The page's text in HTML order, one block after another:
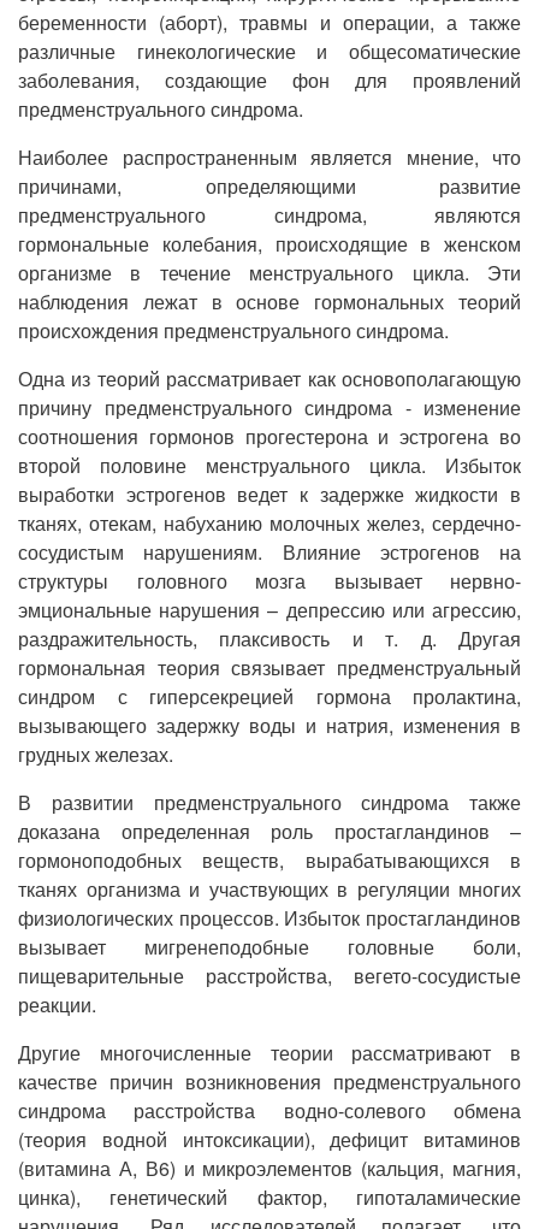
беременности (аборт), травмы и операции, а также
различные гинекологические и общесоматические
заболевания, создающие фон для проявлений
предменструального синдрома.
Наиболее распространенным является мнение, что
причинами, определяющими развитие
предменструального синдрома, являются
гормональные колебания, происходящие в женском
организме в течение менструального цикла. Эти
наблюдения лежат в основе гормональных теорий
происхождения предменструального синдрома.
Одна из теорий рассматривает как основополагающую
причину предменструального синдрома - изменение
соотношения гормонов прогестерона и эстрогена во
второй половине менструального цикла. Избыток
выработки эстрогенов ведет к задержке жидкости в
тканях, отекам, набуханию молочных желез, сердечно-
сосудистым нарушениям. Влияние эстрогенов на
структуры головного мозга вызывает нервно-
эмциональные нарушения – депрессию или агрессию,
раздражительность, плаксивость и т. д. Другая
гормональная теория связывает предменструальный
синдром с гиперсекрецией гормона пролактина,
вызывающего задержку воды и натрия, изменения в
грудных железах.
В развитии предменструального синдрома также
доказана определенная роль простагландинов –
гормоноподобных веществ, вырабатывающихся в
тканях организма и участвующих в регуляции многих
физиологических процессов. Избыток простагландинов
вызывает мигренеподобные головные боли,
пищеварительные расстройства, вегето-сосудистые
реакции.
Другие многочисленные теории рассматривают в
качестве причин возникновения предменструального
синдрома расстройства водно-солевого обмена
(теория водной интоксикации), дефицит витаминов
(витамина А, В6) и микроэлементов (кальция, магния,
цинка), генетический фактор, гипоталамические